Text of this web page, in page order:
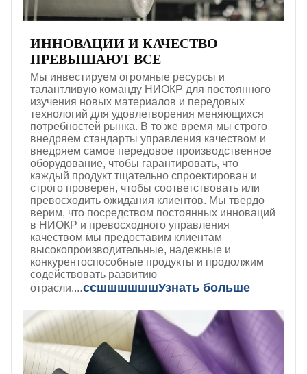
ИННОВАЦИИ И КАЧЕСТВО
ПРЕВЫШАЮТ ВСЕ
Мы инвестируем огромные ресурсы и
талантливую команду НИОКР для постоянного
изучения новых материалов и передовых
технологий для удовлетворения меняющихся
потребностей рынка. В то же время мы строго
внедряем стандарты управления качеством и
внедряем самое передовое производственное
оборудование, чтобы гарантировать, что
каждый продукт тщательно спроектирован и
строго проверен, чтобы соответствовать или
превосходить ожидания клиентов. Мы твердо
верим, что посредством постоянных инноваций
в НИОКР и превосходного управления
качеством мы предоставим клиентам
высокопроизводительные, надежные и
конкурентоспособные продукты и продолжим
содействовать развитию
отрасли....ссшшшшшшУзнать больше